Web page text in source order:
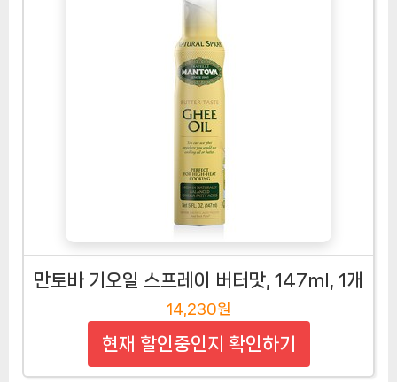
만토바 기오일 스프레이 버터맛, 147ml, 1개
14,230원
현재 할인중인지 확인하기